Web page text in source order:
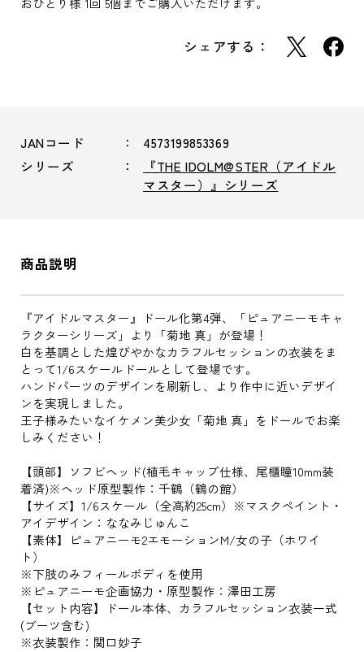
シェアする：
JANコード
4573199853369
シリーズ
『THE IDOLM@STER（アイドル
マスター）』シリーズ
商品説明
『アイドルマスター』ドール化第4弾、「ピュアニーモキャ
ラクターシリーズ」より「菊地 真」が登場！
白を基調とした煌びやかなカラフルセッションの衣装をま
とって1/6スケールドールとして登場です。
ハンドパーツのデザインを刷新し、より作中に近いデザイ
ンを実現しました。
王子様みたいなイケメン美少女「菊地 真」をドールでお楽
しみください！
【頭部】ソフビヘッド(植毛キャップ仕様、尾櫃瞳10mm装
着済)※ヘッド原型製作：千鶴（鶴の館）
【サイズ】1/6スケール（全高約25cm）※マスクペイント・
アイデザイン：ななみじゅんこ
【素体】ピュアニーモ2エモーションM/女の子（ホワイ
ト）
※下肢のみフィールボディを使用
※ピュアニーモ企画協力・原型製作：澤田工房
【セット内容】ドール本体、カラフルセッション衣装一式
(ブーツ含む)
※衣装製作：関口妙子